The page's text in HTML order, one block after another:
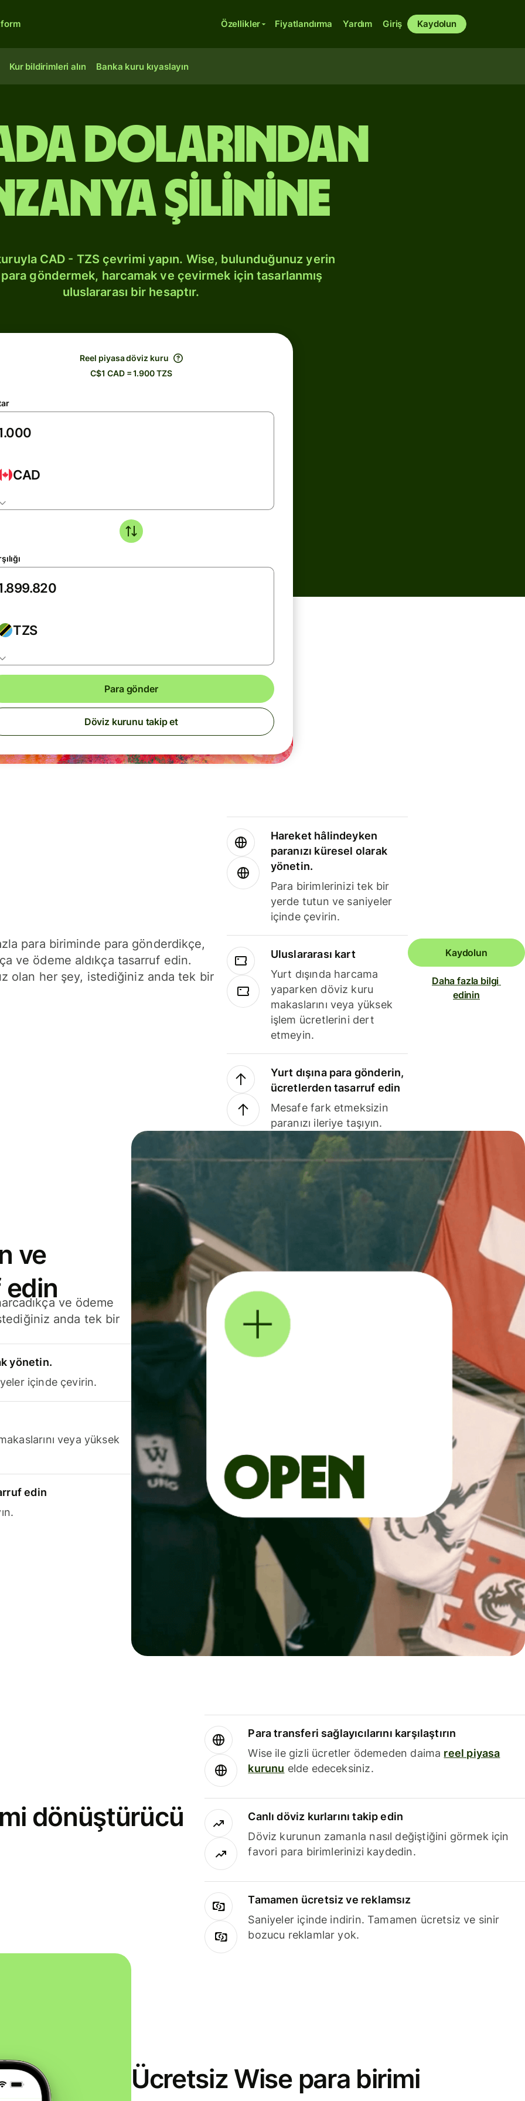
Özellikler Fiyatlandırma Yardım Giriş Kaydolun
Kur bildirimleri alın Banka kuru kıyaslayın
dolarından
şilinine
CAD - TZS çevrimi yapın. Wise, bulunduğunuz yerin
göndermek, harcamak ve çevirmek için tasarlanmış
uluslararası bir hesaptır.
Reel piyasa döviz kuru
C$1 CAD = 1.900 TZS
CAD
TZS
Para gönder
Döviz kurunu takip et
para biriminde para gönderdikçe,
ve ödeme aldıkça tasarruf edin.
olan her şey, istediğiniz anda tek bir
Hareket hâlindeyken
paranızı küresel olarak
yönetin.
Para birimlerinizi tek bir
yerde tutun ve saniyeler
içinde çevirin.
Uluslararası kart
Yurt dışında harcama
yaparken döviz kuru
makaslarını veya yüksek
işlem ücretlerini dert
etmeyin.
Yurt dışına para gönderin,
ücretlerden tasarruf edin
Mesafe fark etmeksizin
paranızı ileriye taşıyın.
Kaydolun
Daha fazla bilgi
edinin
ve
edinve ödeme
anda tek bir
yönetin.
içinde çevirin.
veya yüksek
edin
dönüştürücü
Para transferi sağlayıcılarını karşılaştırın
Wise ile gizli ücretler ödemeden daima reel piyasa
kurunu elde edeceksiniz.
Canlı döviz kurlarını takip edin
Döviz kurunun zamanla nasıl değiştiğini görmek için
favori para birimlerinizi kaydedin.
Tamamen ücretsiz ve reklamsız
Saniyeler içinde indirin. Tamamen ücretsiz ve sinir
bozucu reklamlar yok.
Ücretsiz Wise para birimi